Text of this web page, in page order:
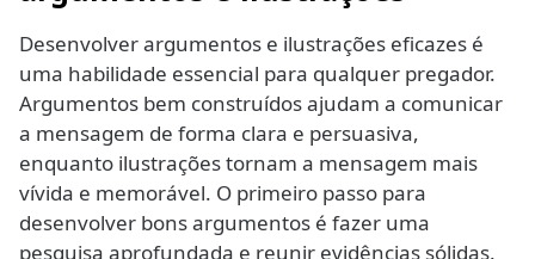
Desenvolver argumentos e ilustrações eficazes é
uma habilidade essencial para qualquer pregador.
Argumentos bem construídos ajudam a comunicar
a mensagem de forma clara e persuasiva,
enquanto ilustrações tornam a mensagem mais
vívida e memorável. O primeiro passo para
desenvolver bons argumentos é fazer uma
pesquisa aprofundada e reunir evidências sólidas.